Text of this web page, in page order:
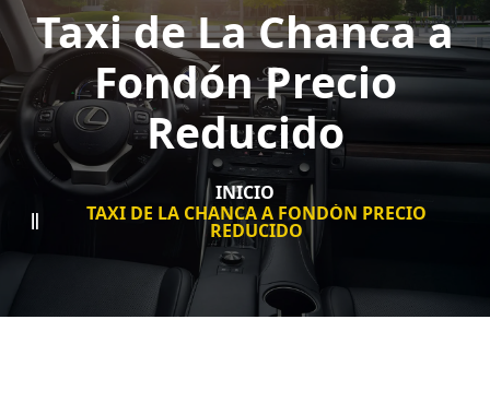
Taxi de La Chanca a
Fondón Precio
Reducido
INICIO
TAXI DE LA CHANCA A FONDÓN PRECIO
REDUCIDO